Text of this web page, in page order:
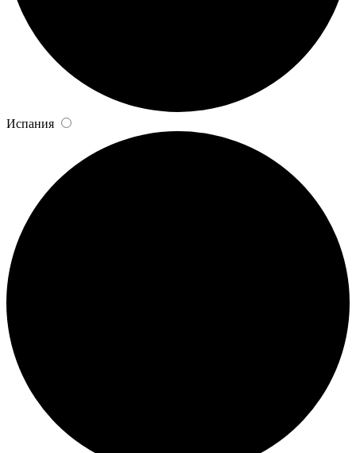
Испания